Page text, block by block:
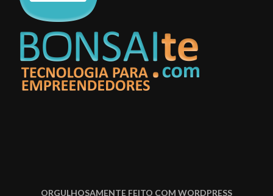
ORGULHOSAMENTE FEITO COM WORDPRESS